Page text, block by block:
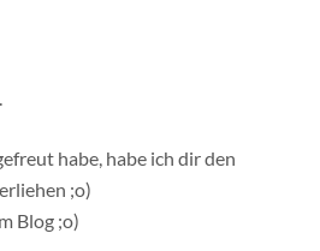
habe, habe ich dir den
;o)
Blog ;o)